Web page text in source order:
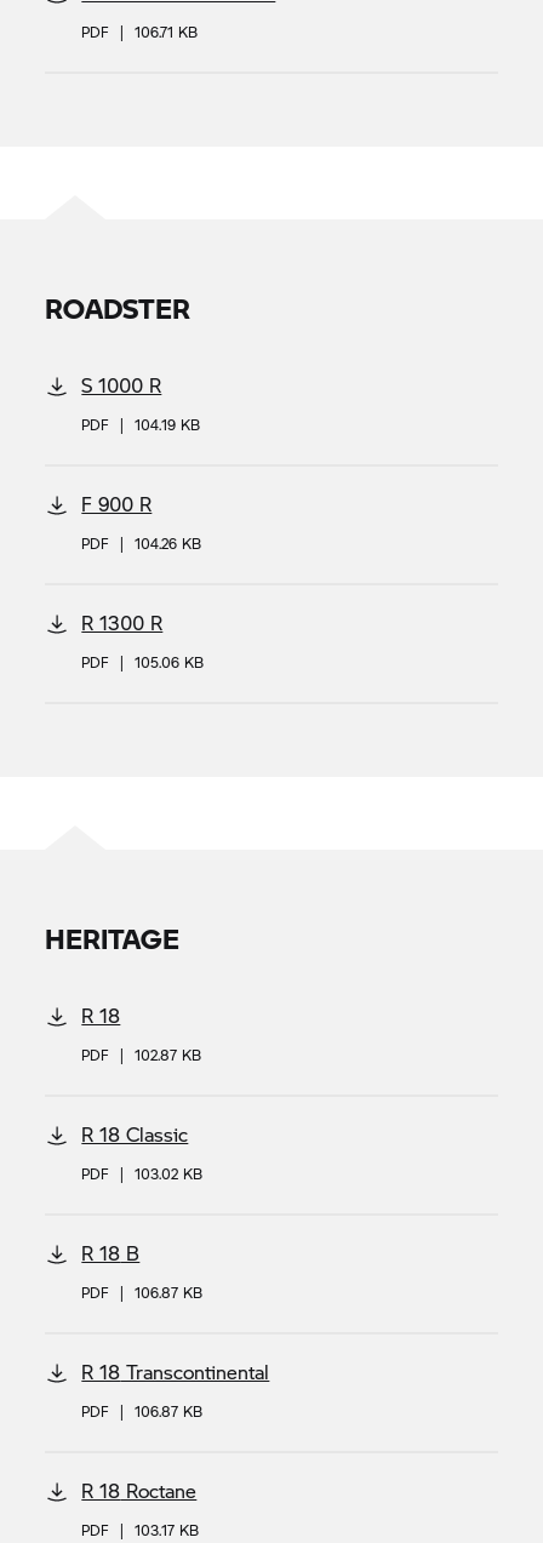
PDF | 106.71 KB
ROADSTER
S 1000 R
PDF | 104.19 KB
F 900 R
PDF | 104.26 KB
R 1300 R
PDF | 105.06 KB
HERITAGE
R 18
PDF | 102.87 KB
R 18 Classic
PDF | 103.02 KB
R 18 B
PDF | 106.87 KB
R 18 Transcontinental
PDF | 106.87 KB
R 18 Roctane
PDF | 103.17 KB